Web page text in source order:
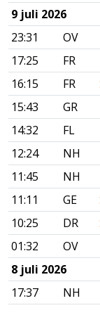
9 juli 2026
23:31
OV
17:25
FR
16:15
FR
15:43
GR
14:32
FL
12:24
NH
11:45
NH
11:11
GE
10:25
DR
01:32
OV
8 juli 2026
17:37
NH